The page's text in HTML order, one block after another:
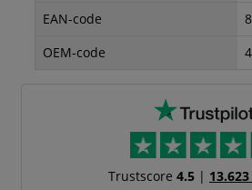
EAN-code
OEM-code
Trustscore 4.5| 13.623